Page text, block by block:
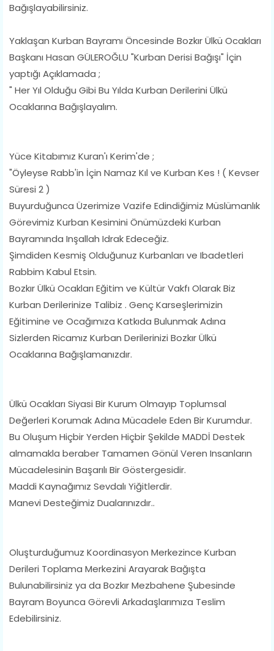
Bağışlayabilirsiniz.
Yaklaşan Kurban Bayramı Öncesinde Bozkır Ülkü Ocakları
Başkanı Hasan GÜLEROĞLU "Kurban Derisi Bağışı" İçin
yaptığı Açıklamada ;
" Her Yıl Olduğu Gibi Bu Yılda Kurban Derilerini Ülkü
Ocaklarına Bağışlayalım.
Yüce Kitabımız Kuran'ı Kerim'de ;
"Öyleyse Rabb'in İçin Namaz Kıl ve Kurban Kes ! ( Kevser
Süresi 2 )
Buyurduğunca Üzerimize Vazife Edindiğimiz Müslümanlık
Görevimiz Kurban Kesimini Önümüzdeki Kurban
Bayramında Inşallah Idrak Edeceğiz.
Şimdiden Kesmiş Olduğunuz Kurbanları ve Ibadetleri
Rabbim Kabul Etsin.
Bozkır Ülkü Ocakları Eğitim ve Kültür Vakfı Olarak Biz
Kurban Derilerinize Talibiz . Genç Karseşlerimizin
Eğitimine ve Ocağımıza Katkıda Bulunmak Adına
Sizlerden Ricamız Kurban Derilerinizi Bozkır Ülkü
Ocaklarına Bağışlamanızdır.
Ülkü Ocakları Siyasi Bir Kurum Olmayıp Toplumsal
Değerleri Korumak Adına Mücadele Eden Bir Kurumdur.
Bu Oluşum Hiçbir Yerden Hiçbir Şekilde MADDİ Destek
almamakla beraber Tamamen Gönül Veren Insanların
Mücadelesinin Başarılı Bir Göstergesidir.
Maddi Kaynağımız Sevdalı Yiğitlerdir.
Manevi Desteğimiz Dualarınızdır..
Oluşturduğumuz Koordinasyon Merkezince Kurban
Derileri Toplama Merkezini Arayarak Bağışta
Bulunabilirsiniz ya da Bozkır Mezbahene Şubesinde
Bayram Boyunca Görevli Arkadaşlarımıza Teslim
Edebilirsiniz.